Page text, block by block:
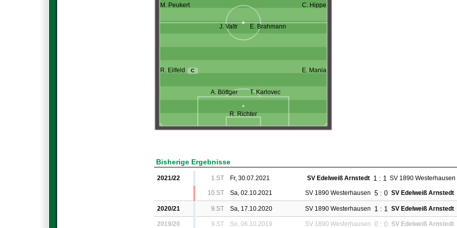
M. Peukert C. Hippe
J. Valtr E. Brahmann
R. Eilfeld C E. Mania
A. Böttger T. Karlovec
R. Richter
Bisherige Ergebnisse
2021/22 1.ST Fr, 30.07.2021 SV Edelweiß Arnstedt 1 : 1 SV 1890 Westerhausen
10.ST Sa, 02.10.2021 SV 1890 Westerhausen 5 : 0 SV Edelweiß Arnstedt
2020/21 9.ST Sa, 17.10.2020 SV 1890 Westerhausen 1 : 1 SV Edelweiß Arnstedt
2019/20 9.ST So, 06.10.2019 SV 1890 Westerhausen 0 : 0 SV Edelweiß Arnstedt